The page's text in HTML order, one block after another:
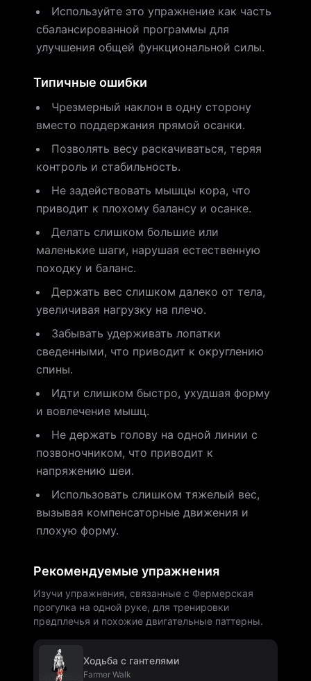
Используйте это упражнение как часть
сбалансированной программы для
улучшения общей функциональной силы.
Типичные ошибки
Чрезмерный наклон в одну сторону
вместо поддержания прямой осанки.
Позволять весу раскачиваться, теряя
контроль и стабильность.
Не задействовать мышцы кора, что
приводит к плохому балансу и осанке.
Делать слишком большие или
маленькие шаги, нарушая естественную
походку и баланс.
Держать вес слишком далеко от тела,
увеличивая нагрузку на плечо.
Забывать удерживать лопатки
сведенными, что приводит к округлению
спины.
Идти слишком быстро, ухудшая форму
и вовлечение мышц.
Не держать голову на одной линии с
позвоночником, что приводит к
напряжению шеи.
Использовать слишком тяжелый вес,
вызывая компенсаторные движения и
плохую форму.
Рекомендуемые упражнения
Изучи упражнения, связанные с Фермерская
прогулка на одной руке, для тренировки
предплечья и похожие двигательные паттерны.
Ходьба с гантелями
Farmer Walk